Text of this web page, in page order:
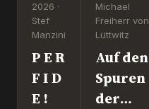
2026 ·
Stef
Manzini
P E R
F I D
E !
Michael
Freiherr von
Lüttwitz
Auf den
Spuren
der